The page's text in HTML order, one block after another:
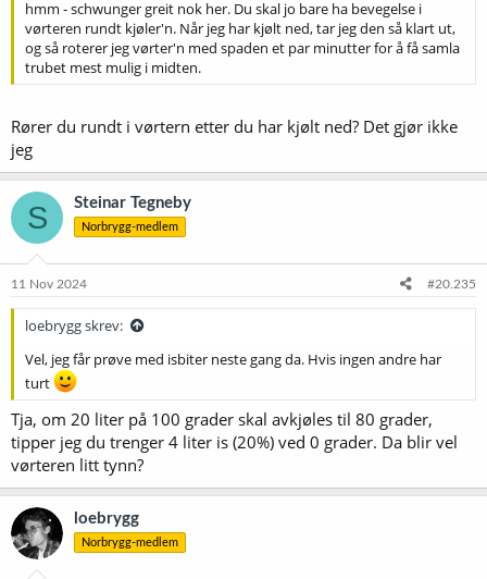
hmm - schwunger greit nok her. Du skal jo bare ha bevegelse i
vørteren rundt kjøler'n. Når jeg har kjølt ned, tar jeg den så klart ut,
og så roterer jeg vørter'n med spaden et par minutter for å få samla
trubet mest mulig i midten.
Rører du rundt i vørtern etter du har kjølt ned? Det gjør ikke
jeg
S Steinar Tegneby
Norbrygg-medlem
11 Nov 2024 #20.235
loebrygg skrev:
Vel, jeg får prøve med isbiter neste gang da. Hvis ingen andre har
turt
Tja, om 20 liter på 100 grader skal avkjøles til 80 grader,
tipper jeg du trenger 4 liter is (20%) ved 0 grader. Da blir vel
vørteren litt tynn?
loebrygg
Norbrygg-medlem